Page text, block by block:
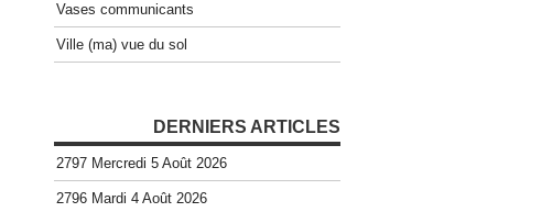
Vases communicants
Ville (ma) vue du sol
DERNIERS ARTICLES
2797 Mercredi 5 Août 2026
2796 Mardi 4 Août 2026